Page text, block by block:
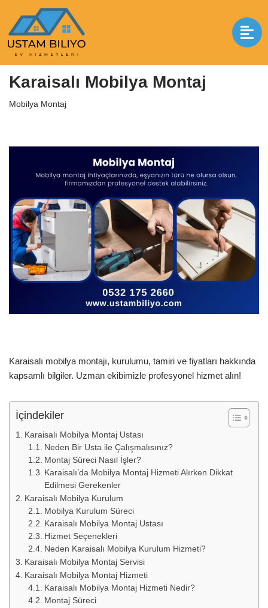
İçeriğe
geç
Anasayfa|Mobilya Montaj
Karaisalı Mobilya Montaj
Mobilya Montaj
Karaisalı mobilya montajı, kurulumu, tamiri ve fiyatları hakkında
kapsamlı bilgiler. Uzman ekibimizle profesyonel hizmet alın!
İçindekiler
Karaisalı Mobilya Montaj Ustası
Neden Bir Usta ile Çalışmalısınız?
Montaj Süreci Nasıl İşler?
Karaisalı’da Mobilya Montaj Hizmeti Alırken Dikkat
Edilmesi Gerekenler
Karaisalı Mobilya Kurulum
Mobilya Kurulum Süreci
Karaisalı Mobilya Montaj Ustası
Hizmet Seçenekleri
Neden Karaisalı Mobilya Kurulum Hizmeti?
Karaisalı Mobilya Montaj Servisi
Karaisalı Mobilya Montaj Hizmeti
Karaisalı Mobilya Montaj Hizmeti Nedir?
Montaj Süreci